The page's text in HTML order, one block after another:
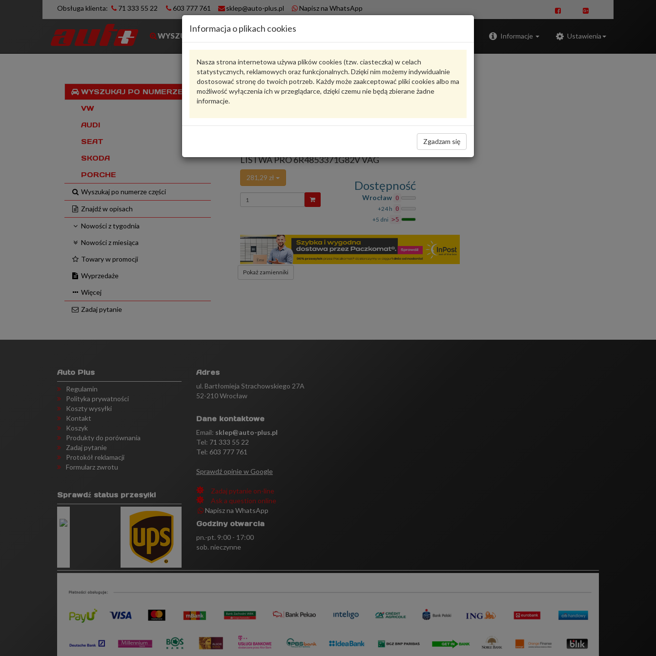
Obsługa klienta: 71 333 55 22 603 777 761 sklep@auto-plus.pl Napisz na WhatsApp
WYSZUKIWARKA Informacje Ustawienia
Informacja o plikach cookies
Nasza strona internetowa używa plików cookies (tzw. ciasteczka) w celach
statystycznych, reklamowych oraz funkcjonalnych. Dzięki nim możemy indywidualnie
dostosować stronę do twoich potrzeb. Każdy może zaakceptować pliki cookies albo ma
możliwość wyłączenia ich w przeglądarce, dzięki czemu nie będą zbierane żadne
informacje.
Zgadzam się
WYSZUKAJ PO NUMERZE VIN
VW
AUDI
SEAT
SKODA
PORCHE
Wyszukaj po numerze części
Znajdź w opisach
Nowości z tygodnia
Nowości z miesiąca
Towary w promocji
Wyprzedaże
Więcej
Zadaj pytanie
Karta produktu
VAG - produkt oryginalny VW AUDI SEAT SKODA
LISTWA PRO 6R4853371G82V VAG
281,29 zł
Wprowadź
ilość
Dostępność
Wrocław 0
+24 h 0
+5 dni >5
Pokaż zamienniki
Auto Plus
Regulamin
Polityka prywatności
Koszty wysyłki
Kontakt
Koszyk
Produkty do porównania
Zadaj pytanie
Protokół reklamacji
Formularz zwrotu
Sprawdź status przesyłki
Adres
ul. Bartłomieja Strachowskiego 27A
52-210 Wrocław
Dane kontaktowe
Email: sklep@auto-plus.pl
Tel: 71 333 55 22
Tel: 603 777 761
Sprawdź opinie w Google
Zadaj pytanie on-line
Ask a question online
Napisz na WhatsApp
Godziny otwarcia
pn.-pt. 9:00 - 17:00
sob. nieczynne